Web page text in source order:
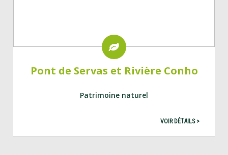
Pont de Servas et Rivière Conho
Patrimoine naturel
VOIR DÉTAILS >